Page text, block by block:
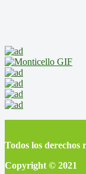
Todos los derechos
Copyright © 2021